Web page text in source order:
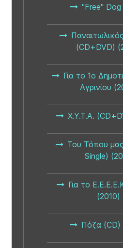
"Free" Dog
(CD+DVD)
Για το 1ο
Αγρινίου
X.Y.T.A.
Του Τόπου
Single)
Για το
(2010)
Πόζα (CD)